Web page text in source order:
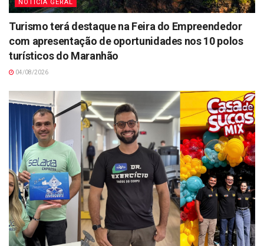
NOTÍCIA GERAL
Turismo terá destaque na Feira do Empreendedor
com apresentação de oportunidades nos 10 polos
turísticos do Maranhão
04/08/2026